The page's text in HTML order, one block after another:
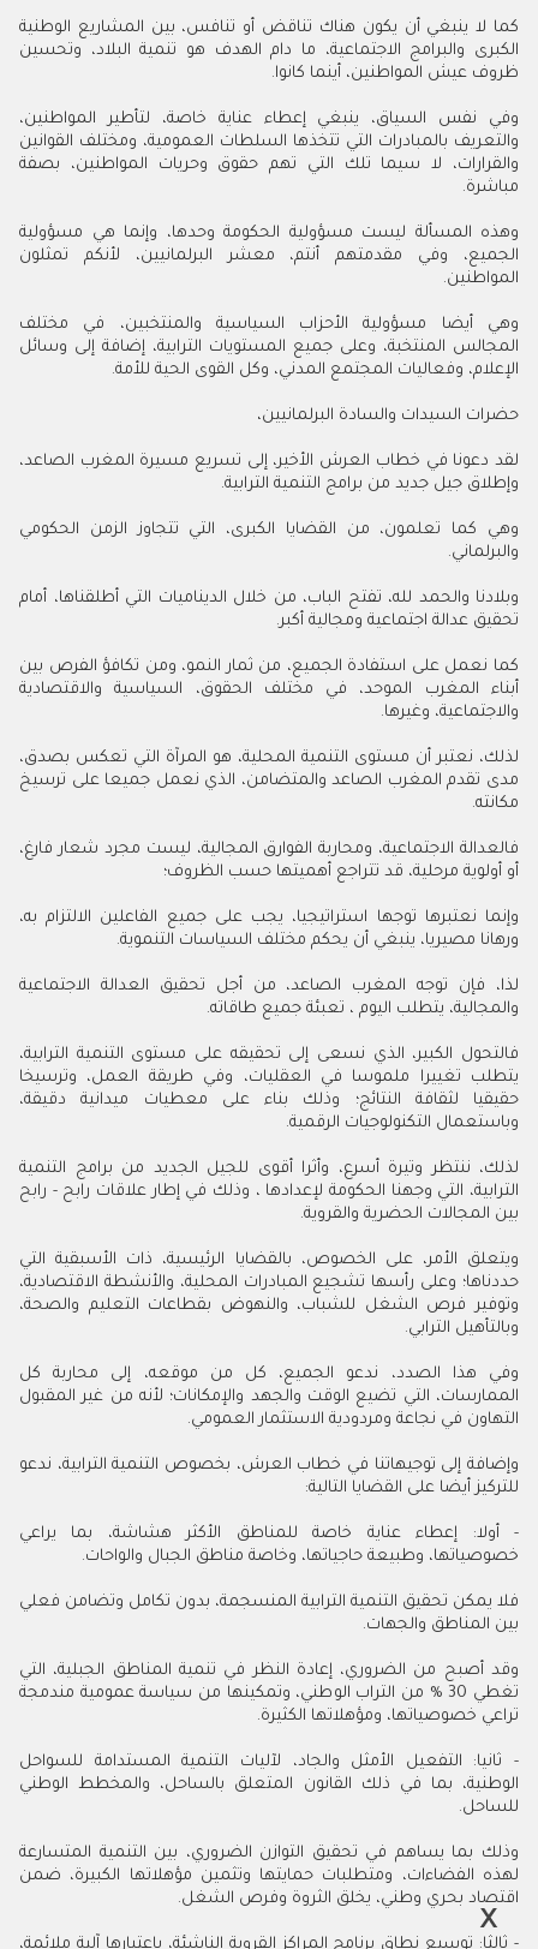
كما لا ينبغي أن يكون هناك تناقض أو تنافس، بين المشاريع الوطنية
الكبرى والبرامج الاجتماعية، ما دام الهدف هو تنمية البلاد، وتحسين
ظروف عيش المواطنين، أينما كانوا.
وفي نفس السياق، ينبغي إعطاء عناية خاصة، لتأطير المواطنين،
والتعريف بالمبادرات التي تتخذها السلطات العمومية، ومختلف القوانين
والقرارات، لا سيما تلك التي تهم حقوق وحريات المواطنين، بصفة
مباشرة.
وهذه المسألة ليست مسؤولية الحكومة وحدها، وإنما هي مسؤولية
الجميع، وفي مقدمتهم أنتم، معشر البرلمانيين، لأنكم تمثلون
المواطنين.
وهي أيضا مسؤولية الأحزاب السياسية والمنتخبين، في مختلف
المجالس المنتخبة، وعلى جميع المستويات الترابية، إضافة إلى وسائل
الإعلام، وفعاليات المجتمع المدني، وكل القوى الحية للأمة.
حضرات السيدات والسادة البرلمانيين،
لقد دعونا في خطاب العرش الأخير، إلى تسريع مسيرة المغرب الصاعد،
وإطلاق جيل جديد من برامج التنمية الترابية.
وهي كما تعلمون، من القضايا الكبرى، التي تتجاوز الزمن الحكومي
والبرلماني.
وبلادنا والحمد لله، تفتح الباب، من خلال الديناميات التي أطلقناها، أمام
تحقيق عدالة اجتماعية ومجالية أكبر.
كما نعمل على استفادة الجميع، من ثمار النمو، ومن تكافؤ الفرص بين
أبناء المغرب الموحد، في مختلف الحقوق، السياسية والاقتصادية
والاجتماعية، وغيرها.
لذلك، نعتبر أن مستوى التنمية المحلية، هو المرآة التي تعكس بصدق،
مدى تقدم المغرب الصاعد والمتضامن، الذي نعمل جميعا على ترسيخ
مكانته.
فالعدالة الاجتماعية، ومحاربة الفوارق المجالية، ليست مجرد شعار فارغ،
أو أولوية مرحلية، قد تتراجع أهميتها حسب الظروف؛
وإنما نعتبرها توجها استراتيجيا، يجب على جميع الفاعلين الالتزام به،
ورهانا مصيريا، ينبغي أن يحكم مختلف السياسات التنموية.
لذا، فإن توجه المغرب الصاعد، من أجل تحقيق العدالة الاجتماعية
والمجالية، يتطلب اليوم ، تعبئة جميع طاقاته.
فالتحول الكبير، الذي نسعى إلى تحقيقه على مستوى التنمية الترابية،
يتطلب تغييرا ملموسا في العقليات، وفي طريقة العمل، وترسيخا
حقيقيا لثقافة النتائج؛ وذلك بناء على معطيات ميدانية دقيقة،
وباستعمال التكنولوجيات الرقمية.
لذلك، ننتظر وتيرة أسرع، وأثرا أقوى للجيل الجديد من برامج التنمية
الترابية، التي وجهنا الحكومة لإعدادها ، وذلك في إطار علاقات رابح - رابح
بين المجالات الحضرية والقروية.
ويتعلق الأمر، على الخصوص، بالقضايا الرئيسية، ذات الأسبقية التي
حددناها؛ وعلى رأسها تشجيع المبادرات المحلية، والأنشطة الاقتصادية،
وتوفير فرص الشغل للشباب، والنهوض بقطاعات التعليم والصحة،
وبالتأهيل الترابي.
وفي هذا الصدد، ندعو الجميع، كل من موقعه، إلى محاربة كل
الممارسات، التي تضيع الوقت والجهد والإمكانات؛ لأنه من غير المقبول
التهاون في نجاعة ومردودية الاستثمار العمومي.
وإضافة إلى توجيهاتنا في خطاب العرش، بخصوص التنمية الترابية، ندعو
للتركيز أيضا على القضايا التالية:
- أولا: إعطاء عناية خاصة للمناطق الأكثر هشاشة، بما يراعي
خصوصياتها، وطبيعة حاجياتها، وخاصة مناطق الجبال والواحات.
فلا يمكن تحقيق التنمية الترابية المنسجمة، بدون تكامل وتضامن فعلي
بين المناطق والجهات.
وقد أصبح من الضروري، إعادة النظر في تنمية المناطق الجبلية، التي
تغطي 30 % من التراب الوطني، وتمكينها من سياسة عمومية مندمجة
تراعي خصوصياتها، ومؤهلاتها الكثيرة.
- ثانيا: التفعيل الأمثل والجاد، لآليات التنمية المستدامة للسواحل
الوطنية، بما في ذلك القانون المتعلق بالساحل، والمخطط الوطني
للساحل.
وذلك بما يساهم في تحقيق التوازن الضروري، بين التنمية المتسارعة
لهذه الفضاءات، ومتطلبات حمايتها وتثمين مؤهلاتها الكبيرة، ضمن
اقتصاد بحري وطني، يخلق الثروة وفرص الشغل.
- ثالثا: توسيع نطاق برنامج المراكز القروية الناشئة، باعتبارها آلية ملائمة،